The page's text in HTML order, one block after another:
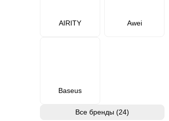
AIRITY Awei
Baseus
Все бренды (24)